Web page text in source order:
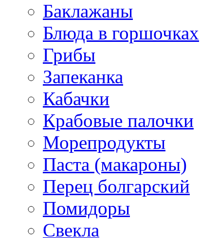
Баклажаны
Блюда в горшочках
Грибы
Запеканка
Кабачки
Крабовые палочки
Морепродукты
Паста (макароны)
Перец болгарский
Помидоры
Свекла